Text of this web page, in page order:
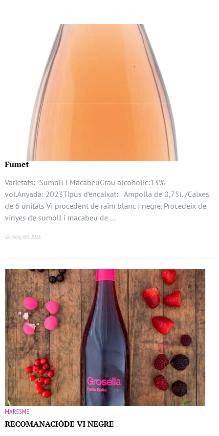
Fumet
Varietats: Sumoll i MacabeuGrau alcohòlic:13%
vol.Anyada: 2023Tipus d’encaixat: Ampolla de 0,75l. /Caixes
de 6 unitats Vi procedent de raïm blanc i negre. Procedeix de
vinyes de sumoll i macabeu de …
14 maig del 2024
MARESME
RECOMANACIÓDE VI NEGRE